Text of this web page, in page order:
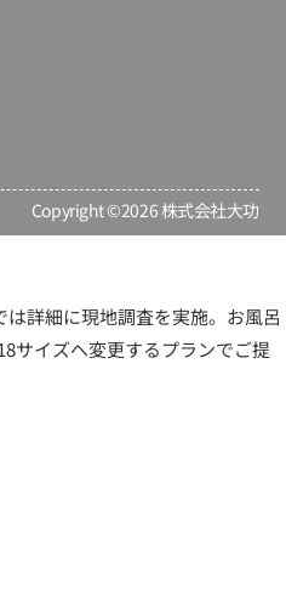
Copyright ©2026 株式会社大功
詳細に現地調査を実施。お風呂
サイズへ変更するプランでご提